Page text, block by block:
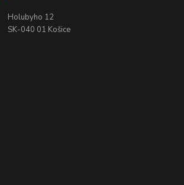
Holubyho 12
SK-040 01 Košice